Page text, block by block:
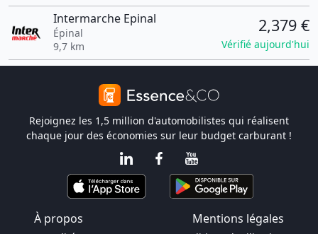
Intermarche Epinal
Épinal
9,7 km
2,379 €
Vérifié aujourd'hui
Rejoignez les 1,5 million d'automobilistes qui réalisent
chaque jour des économies sur leur budget carburant !
À propos Mentions légales